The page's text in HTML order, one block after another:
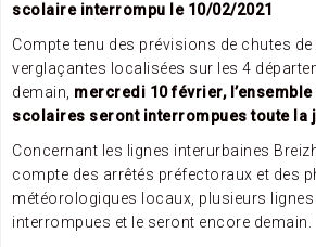
scolaire interrompu le 10/02/2021
Compte tenu des prévisions de chutes de
verglaçantes localisées sur les 4
demain, mercredi 10 février,
scolaires seront interrompues toute la
Concernant les lignes interurbaines
compte des arrêtés préfectoraux et des
météorologiques locaux, plusieurs
interrompues et le seront encore demain.